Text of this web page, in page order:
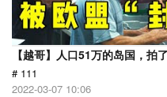
【越哥】人口51万的岛国，拍
# 111
2022-03-07 10:06